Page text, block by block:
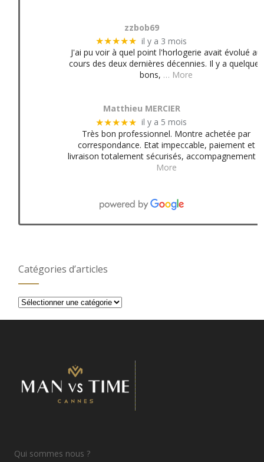
zzbob69
★★★★★ il y a 3 mois
J'ai pu voir à quel point l'horlogerie avait évolué au
cours des deux dernières décennies. Il y a quelques
bons, … More
Matthieu MERCIER
★★★★★ il y a 5 mois
Très bon professionnel. Montre achetée par
correspondance. Etat impeccable, paiement et
livraison totalement sécurisés, accompagnement
More
Catégories d’articles
Catégories
Qui sommes nous ?